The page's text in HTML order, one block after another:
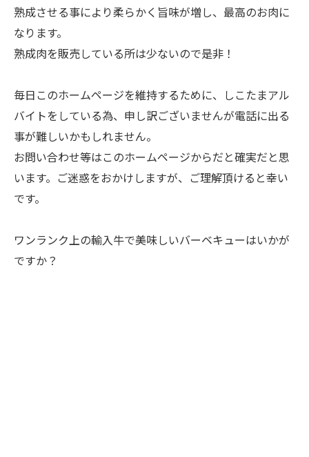
熟成させる事により柔らかく旨味が増し、最高のお肉に
なります。
熟成肉を販売している所は少ないので是非！
毎日このホームページを維持するために、しこたまアル
バイトをしている為、申し訳ございませんが電話に出る
事が難しいかもしれません。
お問い合わせ等はこのホームページからだと確実だと思
います。ご迷惑をおかけしますが、ご理解頂けると幸い
です。
ワンランク上の輸入牛で美味しいバーベキューはいかが
ですか？